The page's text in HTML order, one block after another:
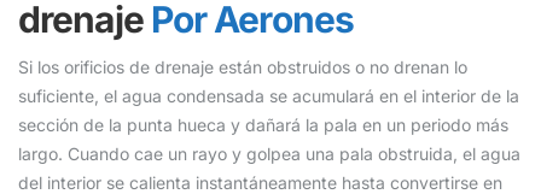
drenaje Por Aerones
Si los orificios de drenaje están obstruidos o no drenan lo
suficiente, el agua condensada se acumulará en el interior de la
sección de la punta hueca y dañará la pala en un periodo más
largo. Cuando cae un rayo y golpea una pala obstruida, el agua
del interior se calienta instantáneamente hasta convertirse en